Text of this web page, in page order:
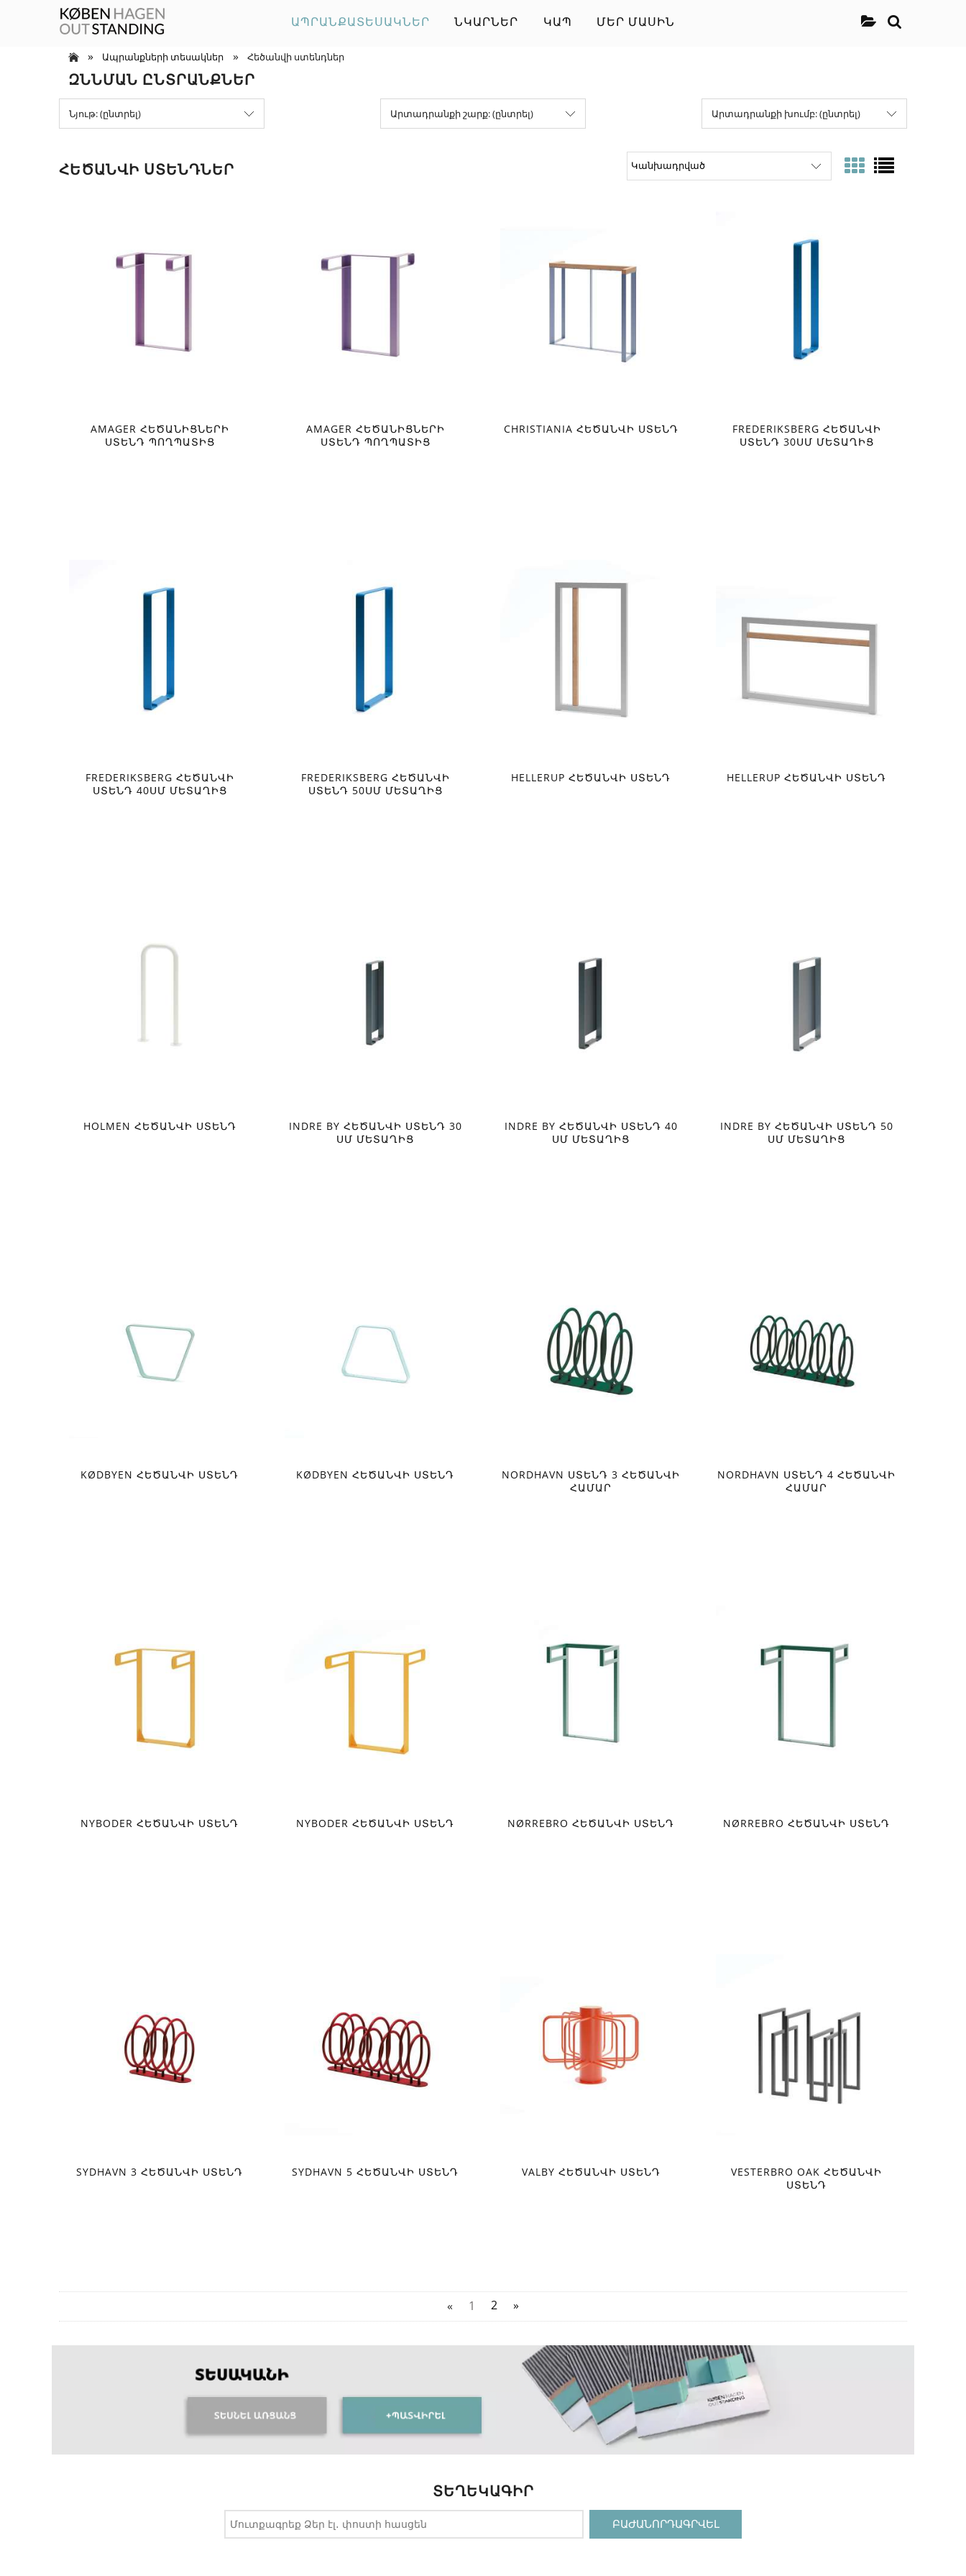
ԱՊՐԱՆՔԱՏԵՍԱԿՆԵՐ ՆԿԱՐՆԵՐ ԿԱՊ ՄԵՐ ՄԱՍԻՆ
» Ապրանքների տեսակներ » Հեծանվի ստենդներ
ԶՆՆՄԱՆ ԸՆՏՐԱՆՔՆԵՐ
Նյութ: (ընտրել) Արտադրանքի շարք: (ընտրել) Արտադրանքի խումբ: (ընտրել)
ՀԵԾԱՆՎԻ ՍՏԵՆԴՆԵՐ
AMAGER ՀԵԾԱՆԻՑՆԵՐԻ
ՍՏԵՆԴ ՊՈՂՊԱՏԻՑ
AMAGER ՀԵԾԱՆԻՑՆԵՐԻ
ՍՏԵՆԴ ՊՈՂՊԱՏԻՑ
CHRISTIANIA ՀԵԾԱՆՎԻ ՍՏԵՆԴ
FREDERIKSBERG ՀԵԾԱՆՎԻ
ՍՏԵՆԴ 30ՍՄ ՄԵՏԱՂԻՑ
FREDERIKSBERG ՀԵԾԱՆՎԻ
ՍՏԵՆԴ 40ՍՄ ՄԵՏԱՂԻՑ
FREDERIKSBERG ՀԵԾԱՆՎԻ
ՍՏԵՆԴ 50ՍՄ ՄԵՏԱՂԻՑ
HELLERUP ՀԵԾԱՆՎԻ ՍՏԵՆԴ HELLERUP ՀԵԾԱՆՎԻ ՍՏԵՆԴ
HOLMEN ՀԵԾԱՆՎԻ ՍՏԵՆԴ
INDRE BY ՀԵԾԱՆՎԻ ՍՏԵՆԴ 30
ՍՄ ՄԵՏԱՂԻՑ
INDRE BY ՀԵԾԱՆՎԻ ՍՏԵՆԴ 40
ՍՄ ՄԵՏԱՂԻՑ
INDRE BY ՀԵԾԱՆՎԻ ՍՏԵՆԴ 50
ՍՄ ՄԵՏԱՂԻՑ
KØDBYEN ՀԵԾԱՆՎԻ ՍՏԵՆԴ KØDBYEN ՀԵԾԱՆՎԻ ՍՏԵՆԴ
NORDHAVN ՍՏԵՆԴ 3 ՀԵԾԱՆՎԻ
ՀԱՄԱՐ
NORDHAVN ՍՏԵՆԴ 4 ՀԵԾԱՆՎԻ
ՀԱՄԱՐ
NYBODER ՀԵԾԱՆՎԻ ՍՏԵՆԴ NYBODER ՀԵԾԱՆՎԻ ՍՏԵՆԴ NØRREBRO ՀԵԾԱՆՎԻ ՍՏԵՆԴ NØRREBRO ՀԵԾԱՆՎԻ ՍՏԵՆԴ
SYDHAVN 3 ՀԵԾԱՆՎԻ ՍՏԵՆԴ SYDHAVN 5 ՀԵԾԱՆՎԻ ՍՏԵՆԴ VALBY ՀԵԾԱՆՎԻ ՍՏԵՆԴ
VESTERBRO OAK ՀԵԾԱՆՎԻ
ՍՏԵՆԴ
« 1 2 »
ՏԵՂԵԿԱԳԻՐ
ԲԱԺԱՆՈՐԴԱԳՐՎԵԼ